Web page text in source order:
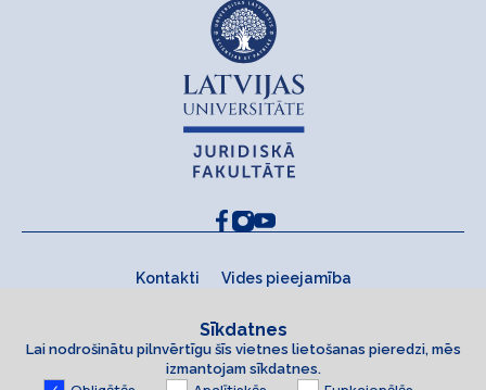
Kontakti Vides pieejamība
Sīkdatnes
Lai nodrošinātu pilnvērtīgu šīs vietnes lietošanas pieredzi, mēs
izmantojam sīkdatnes.